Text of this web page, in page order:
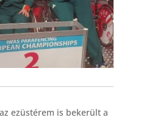
ezüstérem is bekerült a